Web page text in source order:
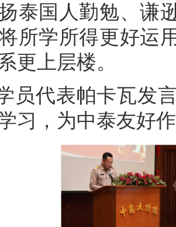
泰国人勤勉、谦
所学所得更好运
更上层楼。
员代表帕卡瓦发
习，为中泰友好